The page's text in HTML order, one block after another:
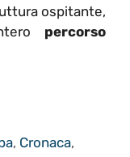
ospitante,
percorso
, Cronaca,